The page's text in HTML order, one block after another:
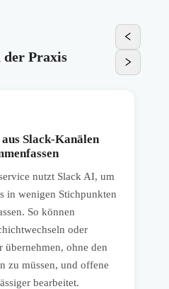
der Praxis
Slack-Kanälen
nutzt Slack AI, um
in wenigen Stichpunkten
So können
oder
übernehmen, ohne den
zu müssen, und offene
bearbeitet.